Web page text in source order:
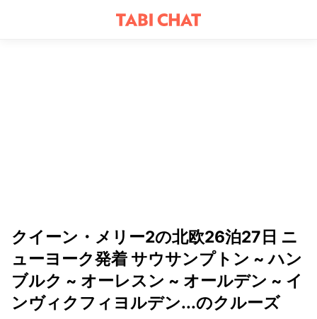
クイーン・メリー2の北欧26泊27日 ニ
ューヨーク発着 サウサンプトン ~ ハン
ブルク ~ オーレスン ~ オールデン ~ イ
ンヴィクフィヨルデン...のクルーズ